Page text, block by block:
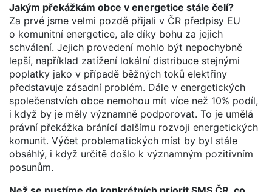
Jakým překážkám obce v energetice stále čelí?
Za prvé jsme velmi pozdě přijali v ČR předpisy EU
o komunitní energetice, ale díky bohu za jejich
schválení. Jejich provedení mohlo být nepochybně
lepší, například zatížení lokální distribuce stejnými
poplatky jako v případě běžných toků elektřiny
představuje zásadní problém. Dále v energetických
společenstvích obce nemohou mít více než 10% podíl,
i když by je měly významně podporovat. To je umělá
právní překážka bránící dalšímu rozvoji energetických
komunit. Výčet problematických míst by byl stále
obsáhlý, i když určitě došlo k významným pozitivním
posunům.